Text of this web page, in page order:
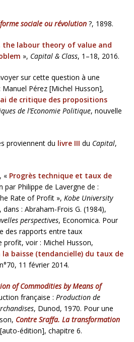
sociale ou révolution ?, 1898.
the labour theory of value and
», Capital & Class, 1–18, 2016.
sur cette question à une
Pérez [Michel Husson],
de critique des propositions
de l’Economie Politique, nouvelle
proviennent du livre III du Capital,
« Progrès technique et taux de
par Philippe de Lavergne de :
Rate of Profit », Kobe University
dans : Abraham-Frois G. (1984),
perspectives, Economica. Pour
des rapports entre taux
profit, voir : Michel Husson,
baisse (tendancielle) du taux de
n°70, 11 février 2014.
of Commodities by Means of
française : Production de
, Dunod, 1970. Pour une
Contre Sraffa. La transformation
édition], chapitre 6.